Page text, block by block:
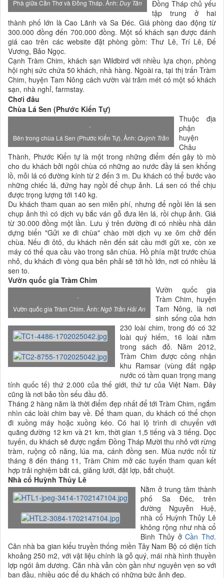
Phà giữa Cần Thơ và Đồng Tháp. Ảnh:Duy Tân
Đồng Tháp chủ yếu
tập trung ở hai
thành phố lớn là Cao Lãnh và Sa Đéc. Giá phòng dao động từ
300.000 đồng đến 700.000 đồng. Một số khách sạn được đánh
giá cao trên các website đặt phòng gồm: Thư Lê, Trí Lê, Đế
Vương, Bảo Ngọc.
Cạnh Tràm Chim, khách sạn Wildbird với nhiều lựa chọn, phòng
hội nghị sức chứa 50 khách, nhà hàng. Ngoài ra, tại thị trấn Tràm
Chim, huyện Tam Nông cách vườn vài trăm mét có một số khách
sạn, nhà nghỉ, farmstay.
Chơi đâu
Chùa Lá Sen (Phước Kiển Tự)
Bên trong chùa Lá Sen (Phước Kiển Tự). Ảnh:Quỳnh Trần
Thuộc địa
phận
huyện
Châu
Thành, Phước Kiển tự là một trong những điểm đến gây tò mò
cho du khách bởi ngôi chùa có những ao nước đầy lá sen khổng
lồ, mỗi lá có đường kính từ 2 đến 3 m. Du khách có thể bước vào
những chiếc lá, đứng hay ngồi để chụp ảnh. Lá sen có thể chịu
được trọng lượng tới 140 kg.
Du khách tham quan ao sen miễn phí, nhưng để ngồi lên lá sen
chụp ảnh thì có dịch vụ bắc ván gỗ đưa lên lá, rồi chụp ảnh. Giá
từ 30.000 đồng một lần. Lưu ý trên đường đi có nhiều nhà dân
dựng biển "Gửi xe đi chùa" chào mời dịch vụ xe ôm chở đến
chùa. Nếu đi ôtô, du khách nên đến sát cầu mới gửi xe, còn xe
máy có thể qua cầu vào trong sân chùa. Hồ phía mặt trước chùa
nhỏ, du khách đi vòng qua bên phải sẽ tới hồ lớn, nơi có nhiều lá
sen to.
Vườn quốc gia Tràm Chim
Vườn quốc gia Tràm Chim. Ảnh:Ngô Trần Hải An
Vườn quốc gia
Tràm Chim, huyện
Tam Nông, là nơi
sinh sống của hơn
230 loài chim, trong đó có 32
loài quý hiếm, 16 loài nằm
trong sách đỏ. Năm 2012,
Tràm Chim được công nhận
khu Ramsar (vùng đất ngập
nước có tầm quan trọng mang
tính quốc tế) thứ 2.000 của thế giới, thứ tư của Việt Nam. Đây
cũng là nơi bảo tồn sếu đầu đỏ.
Tháng 2 hàng năm là thời điểm đẹp nhất để tới Tràm Chim, ngắm
nhìn các loài chim bay về. Để tham quan, du khách có thể chọn
đi xuồng máy hoặc xuồng kéo. Có hai lộ trình di chuyển với
quãng đường 12 km và 21 km, thời gian 1,5 tiếng và 3 tiếng. Dọc
tuyến, du khách sẽ được ngắm Đồng Tháp Mười thu nhỏ với rừng
tràm, ruộng cỏ năng, lúa ma, cánh đồng sen. Mùa nước nổi từ
tháng 8 đến tháng 11, Tràm Chim mở các tuyến tham quan kết
hợp trải nghiệm bắt cá, giăng lưới, đặt lợp, bắt chuột.
Nhà cổ Huỳnh Thủy Lê
Nằm ở trung tâm thành
phố Sa Đéc, trên
đường Nguyễn Huệ,
nhà cổ Huỳnh Thủy Lê
không rộng như nhà cổ
Bình Thủy ởCần Thơ.
Căn nhà ba gian kiểu truyền thống miền Tây Nam Bộ có diện tích
khoảng 250 m2, với vật liệu chính là gỗ quý, mái nhà hình thuyền
lợp ngói âm dương. Căn nhà vẫn còn gần như nguyên vẹn so với
ban đầu, nhiều góc để du khách có những bức ảnh đẹp.